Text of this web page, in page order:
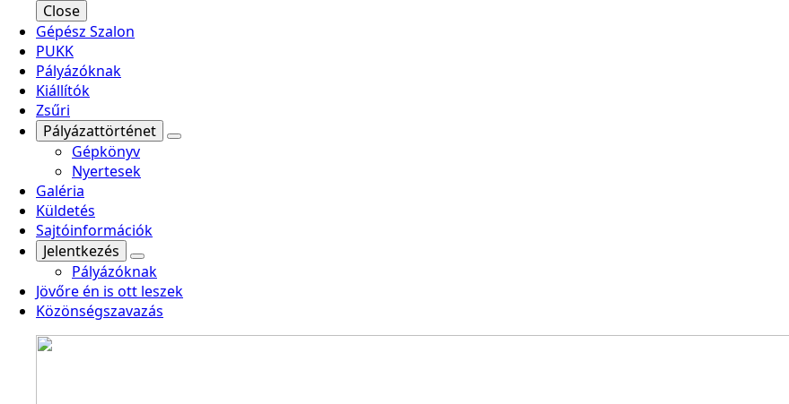
Close
Gépész Szalon
PUKK
Pályázóknak
Kiállítók
Zsűri
Pályázattörténet
Gépkönyv
Nyertesek
Galéria
Küldetés
Sajtóinformációk
Jelentkezés
Pályázóknak
Jövőre én is ott leszek
Közönségszavazás